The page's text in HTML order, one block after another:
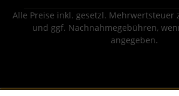
Alle Preise inkl. gesetzl. Mehrwertsteuer
und ggf. Nachnahmegebühren,
angegeben.